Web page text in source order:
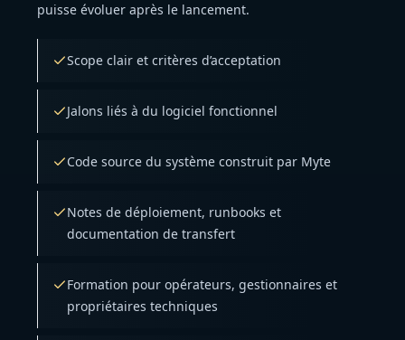
puisse évoluer après le lancement.
Scope clair et critères d’acceptation
Jalons liés à du logiciel fonctionnel
Code source du système construit par Myte
Notes de déploiement, runbooks et
documentation de transfert
Formation pour opérateurs, gestionnaires et
propriétaires techniques